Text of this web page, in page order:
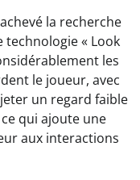
la recherche
technologie « Look
les
le joueur, avec
un regard faible
qui ajoute une
aux interactions